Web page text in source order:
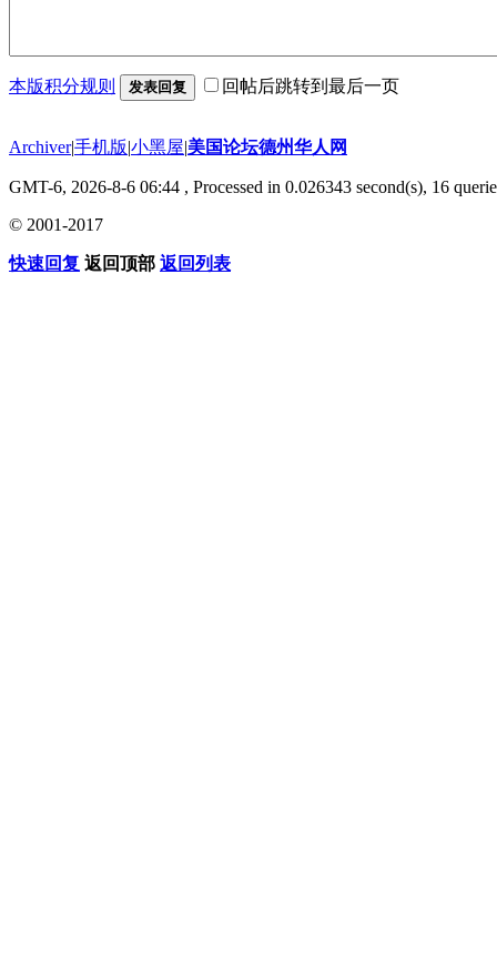
本版积分规则 发表回复 回帖后跳转到最后一页
Archiver|手机版|小黑屋|美国论坛德州华人网
GMT-6, 2026-8-6 06:44 , Processed in 0.026343 second(s), 16
© 2001-2017
快速回复 返回顶部 返回列表